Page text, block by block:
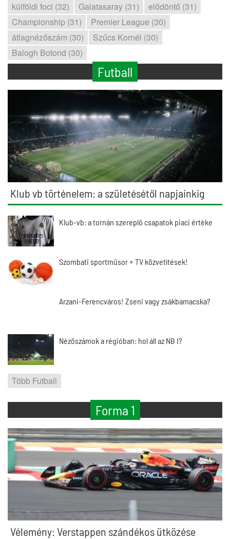
külföldi foci (32)
Galatasaray (31)
elődöntő (31)
Championship (31)
Premier League (30)
átlagnézőszám (30)
Szűcs Kornél (30)
Balogh Botond (30)
Futball
Klub vb történelem: a születésétől napjainkig
Klub-vb: a tornán szereplő csapatok piaci értéke
Szombati sportműsor + TV közvetítések!
Arzani-Ferencváros! Zseni vagy zsákbamacska?
Nézőszámok a régióban: hol áll az NB I?
Több Futball
Forma 1
Vélemény: Verstappen szándékos ütközése